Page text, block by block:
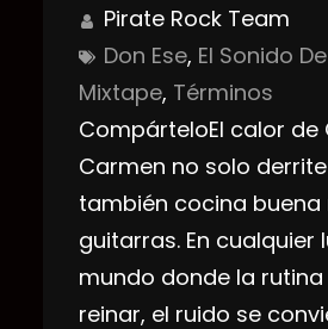
Pirate Rock Team
Don Ese, El Sonido
Mixtape, Términos
CompárteloEl calor de
Carmen no solo
también cocina buena
guitarras. En cualquier
mundo donde la
reinar, el ruido se